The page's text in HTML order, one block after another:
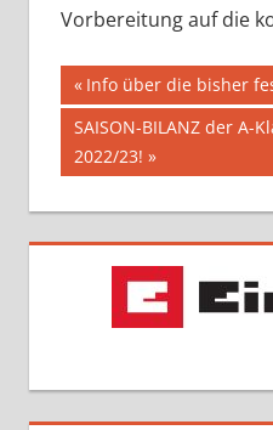
Vorbereitung auf die
Vorheriger
Beitrag:
Info über die bisher
Nächster
Beitrag:
SAISON-BILANZ der A-
2022/23!